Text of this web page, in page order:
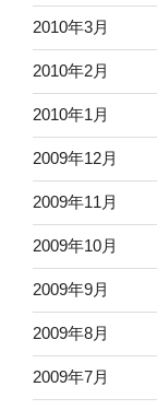
2010年3月
2010年2月
2010年1月
2009年12月
2009年11月
2009年10月
2009年9月
2009年8月
2009年7月